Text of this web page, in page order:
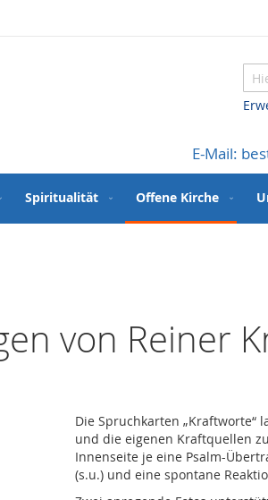
E-Mail:
Spiritualität Offene Kirche
von Reiner
Die Spruchkarten „Kraftworte“
und die eigenen Kraftquellen
Innenseite je eine Psalm-
(s.u.) und eine spontane